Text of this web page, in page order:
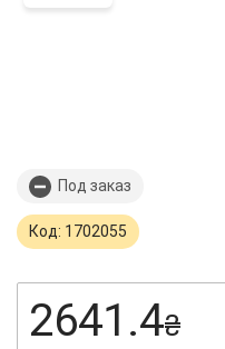
Под заказ
Код: 1702055
2641.4₴